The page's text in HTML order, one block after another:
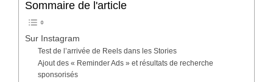
Sommaire de l'article
Sur Instagram
Test de l’arrivée de Reels dans les Stories
Ajout des « Reminder Ads » et résultats de recherche
sponsorisés